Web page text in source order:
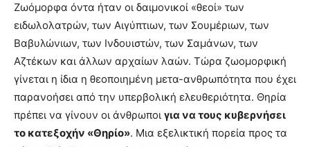
Ζωόμορφα όντα ήταν οι δαιμονικοί «θεοί» των
ειδωλολατρών, των Αιγύπτιων, των Σουμέριων, των
Βαβυλώνιων, των Ινδουιστών, των Σαμάνων, των
Αζτέκων και άλλων αρχαίων λαών. Τώρα ζωομορφική
γίνεται η ίδια η θεοποιημένη μετα-ανθρωπότητα που έχει
παρανοήσει από την υπερβολική ελευθεριότητα. Θηρία
πρέπει να γίνουν οι άνθρωποι για να τους κυβερνήσει
το κατεξοχήν «Θηρίο». Μια εξελικτική πορεία προς τα